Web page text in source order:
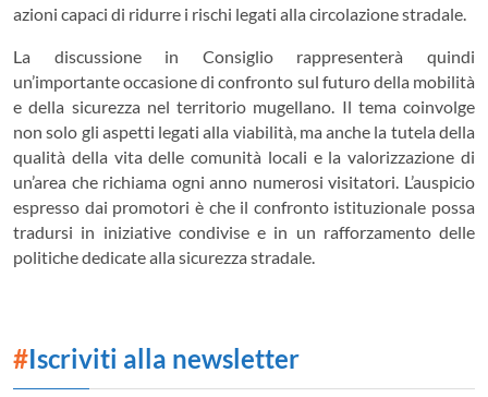
azioni capaci di ridurre i rischi legati alla circolazione stradale.
La discussione in Consiglio rappresenterà quindi
un’importante occasione di confronto sul futuro della mobilità
e della sicurezza nel territorio mugellano. Il tema coinvolge
non solo gli aspetti legati alla viabilità, ma anche la tutela della
qualità della vita delle comunità locali e la valorizzazione di
un’area che richiama ogni anno numerosi visitatori. L’auspicio
espresso dai promotori è che il confronto istituzionale possa
tradursi in iniziative condivise e in un rafforzamento delle
politiche dedicate alla sicurezza stradale.
#Iscriviti alla newsletter